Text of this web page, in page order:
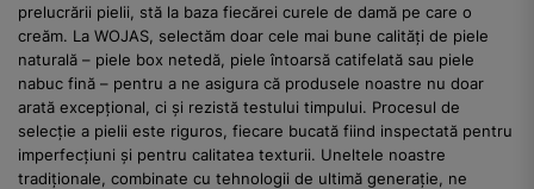
prelucrării pielii, stă la baza fiecărei curele de damă pe care o
creăm. La WOJAS, selectăm doar cele mai bune calități de piele
naturală – piele box netedă, piele întoarsă catifelată sau piele
nabuc fină – pentru a ne asigura că produsele noastre nu doar
arată excepțional, ci și rezistă testului timpului. Procesul de
selecție a pielii este riguros, fiecare bucată fiind inspectată pentru
imperfecțiuni și pentru calitatea texturii. Uneltele noastre
tradiționale, combinate cu tehnologii de ultimă generație, ne